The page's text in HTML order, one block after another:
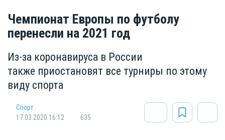
Чемпионат Европы по футболу
перенесли на 2021 год
Из-за коронавируса в России
также приостановят все турниры по этому
виду спорта
Спорт
17.03.2020 16:12
635